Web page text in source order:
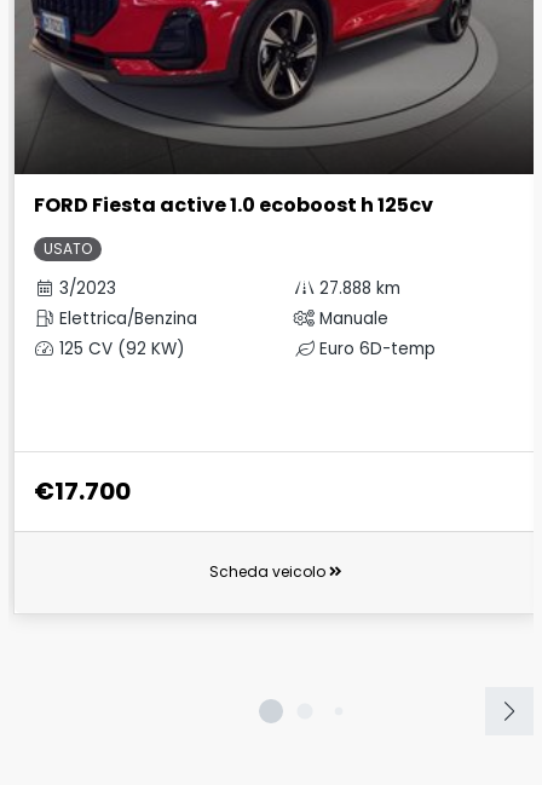
FORD Fiesta active 1.0 ecoboost h 125cv
USATO
3/2023
27.888 km
Elettrica/Benzina
Manuale
125 CV (92 KW)
Euro 6D-temp
€17.700
Scheda veicolo